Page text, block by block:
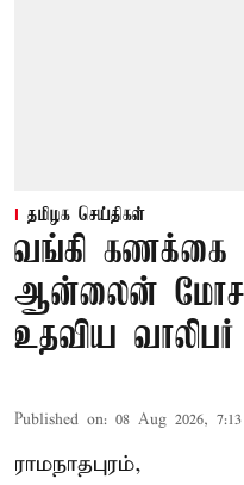
தமிழக செய்திகள்
வங்கி கணக்கை
ஆன்லைன் மோசடி
உதவிய
Published on: 08 Aug 2026,
ராமநாதபுரம்,